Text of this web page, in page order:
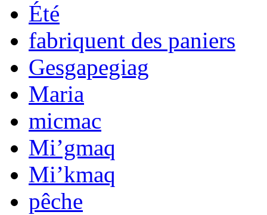
Été
fabriquent des paniers
Gesgapegiag
Maria
micmac
Mi’gmaq
Mi’kmaq
pêche